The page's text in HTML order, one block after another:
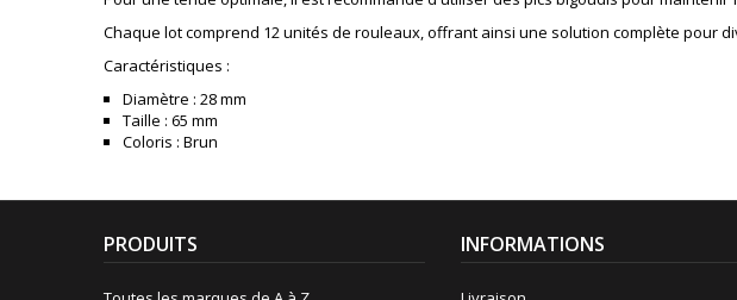
Chaque lot comprend 12 unités de rouleaux, offrant ainsi une solution complète pour
Caractéristiques :
Diamètre : 28 mm
Taille : 65 mm
Coloris : Brun
PRODUITS INFORMATIONS